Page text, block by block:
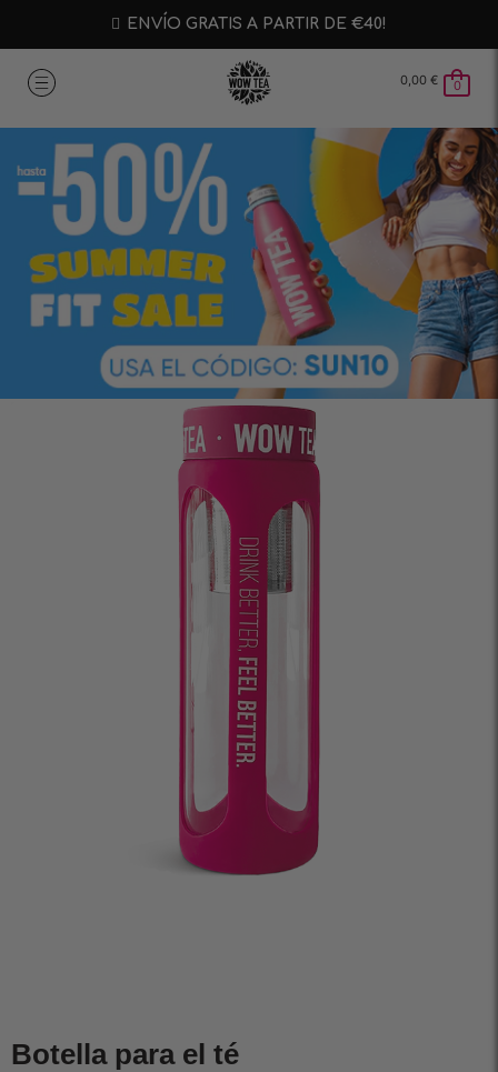
ENVÍO GRATIS A PARTIR DE €40!
0,00 € 0
Botella para el té